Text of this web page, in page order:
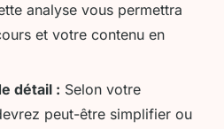
analyse vous permettra
et votre contenu en
détail : Selon votre
peut-être simplifier ou